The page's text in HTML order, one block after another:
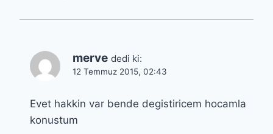
merve dedi ki:
12 Temmuz 2015, 02:43
Evet hakkin var bende degistiricem hocamla
konustum